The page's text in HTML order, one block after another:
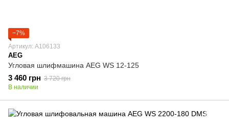
−7%
Артикул: A106133
AEG
Угловая шлифмашина AEG WS 12-125
3 460 грн 3 720 грн
В наличии